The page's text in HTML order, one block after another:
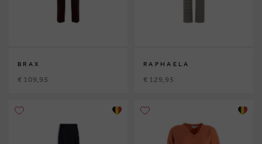
BRAX
€ 109,95
RAPHAELA
€ 129,95